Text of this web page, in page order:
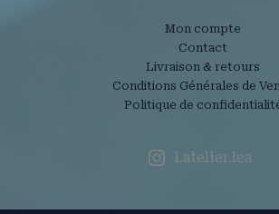
Mon compte
Contact
Livraison & retours
Conditions Générales de
Politique de
l.atelier.lea